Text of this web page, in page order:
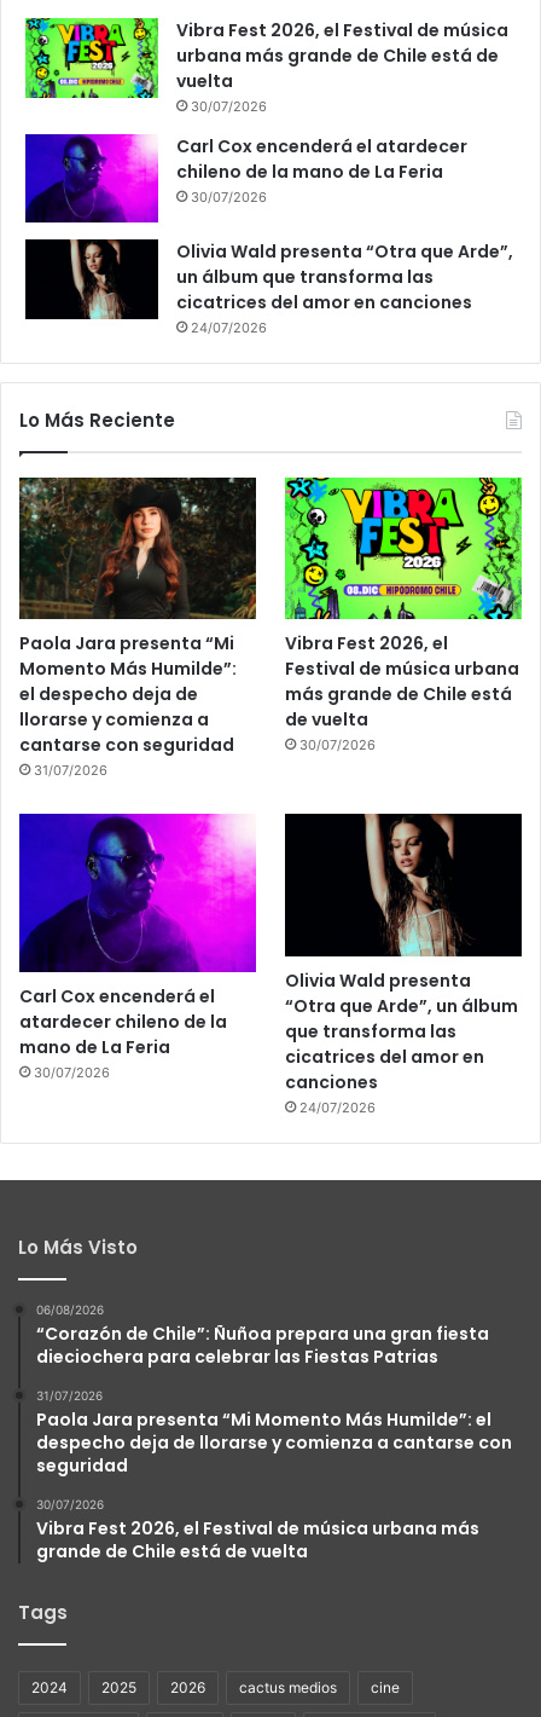
Vibra Fest 2026, el Festival de música
urbana más grande de Chile está de
vuelta
30/07/2026
Carl Cox encenderá el atardecer
chileno de la mano de La Feria
30/07/2026
Olivia Wald presenta “Otra que Arde”,
un álbum que transforma las
cicatrices del amor en canciones
24/07/2026
Lo Más Reciente
Paola Jara presenta “Mi
Momento Más Humilde”:
el despecho deja de
llorarse y comienza a
cantarse con seguridad
31/07/2026
Vibra Fest 2026, el
Festival de música urbana
más grande de Chile está
de vuelta
30/07/2026
Carl Cox encenderá el
atardecer chileno de la
mano de La Feria
30/07/2026
Olivia Wald presenta
“Otra que Arde”, un álbum
que transforma las
cicatrices del amor en
canciones
24/07/2026
Lo Más Visto
06/08/2026
“Corazón de Chile”: Ñuñoa prepara una gran fiesta
dieciochera para celebrar las Fiestas Patrias
31/07/2026
Paola Jara presenta “Mi Momento Más Humilde”: el
despecho deja de llorarse y comienza a cantarse con
seguridad
30/07/2026
Vibra Fest 2026, el Festival de música urbana más
grande de Chile está de vuelta
Tags
2024 2025 2026 cactus medios cine